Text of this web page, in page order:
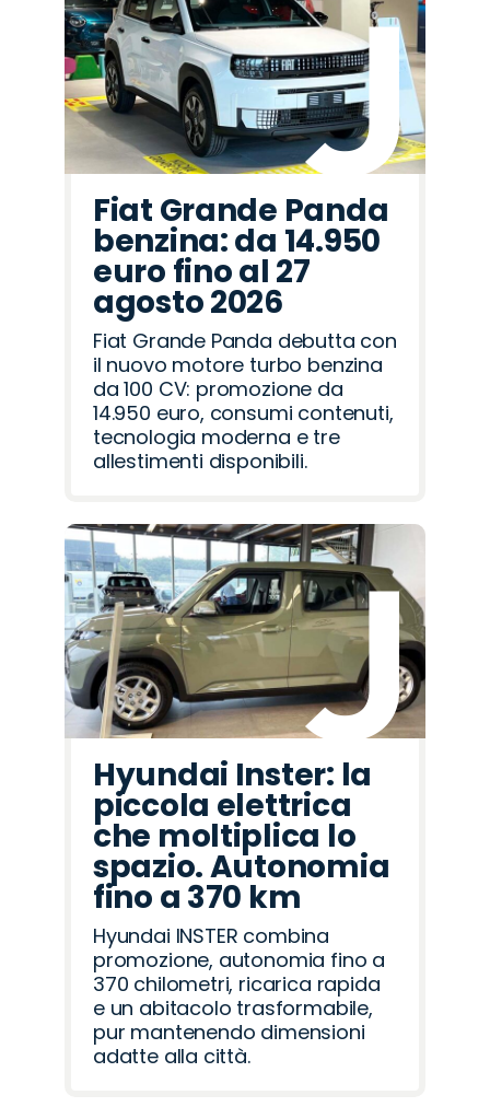
Fiat Grande Panda
benzina: da 14.950
euro fino al 27
agosto 2026
Fiat Grande Panda debutta con
il nuovo motore turbo benzina
da 100 CV: promozione da
14.950 euro, consumi contenuti,
tecnologia moderna e tre
allestimenti disponibili.
Hyundai Inster: la
piccola elettrica
che moltiplica lo
spazio. Autonomia
fino a 370 km
Hyundai INSTER combina
promozione, autonomia fino a
370 chilometri, ricarica rapida
e un abitacolo trasformabile,
pur mantenendo dimensioni
adatte alla città.